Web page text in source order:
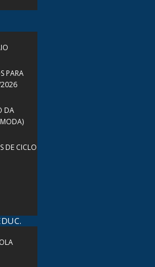
PARA
DA
DE CICLO